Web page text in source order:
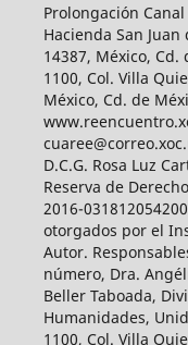
Prolongación
Hacienda San
14387, México, Cd.
1100, Col. Villa
México, Cd. de
D.C.G. Rosa Luz
Reserva de
2016-
otorgados por el
Autor.
número, Dra.
Beller Taboada,
Humanidades,
1100, Col. Villa